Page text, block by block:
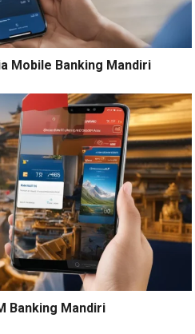
Mobile Banking Mandiri
Banking Mandiri